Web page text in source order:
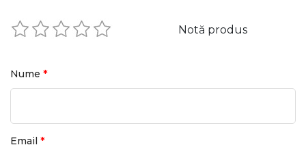
Notă produs
Nume *
Email *